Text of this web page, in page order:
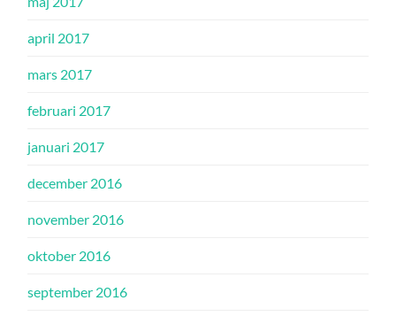
april 2017
mars 2017
februari 2017
januari 2017
december 2016
november 2016
oktober 2016
september 2016